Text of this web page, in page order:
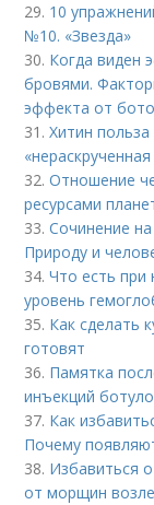
29. 10
№10. «Звезда»
30. Когда виден
бровями.
эффекта от
31.Хитин
32.Отношение
ресурсами
33.Сочинение
Природу и
34.Что есть при
уровень
35. Как сделать
готовят
36. Памятка
инъекций
37. Как
Почему
38. Избавиться
от морщин возле